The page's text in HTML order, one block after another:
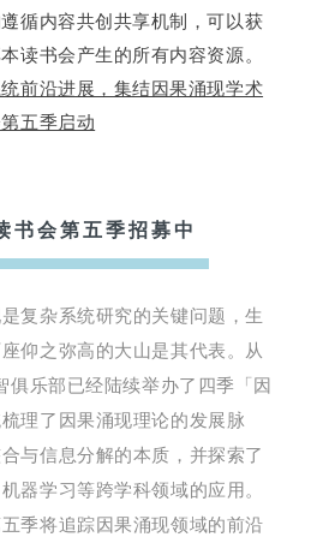
循内容共创共享机制，可以获
读书会产生的所有内容资源。
前沿进展，集结因果涌现学术
五季启动
书会第五季招募中
复杂系统研究的关键问题，生
仰之弥高的大山是其代表。从
乐部已经陆续举办了四季「因
理了因果涌现理论的发展脉
与信息分解的本质，并探索了
器学习等跨学科领域的应用。
季将追踪因果涌现领域的前沿